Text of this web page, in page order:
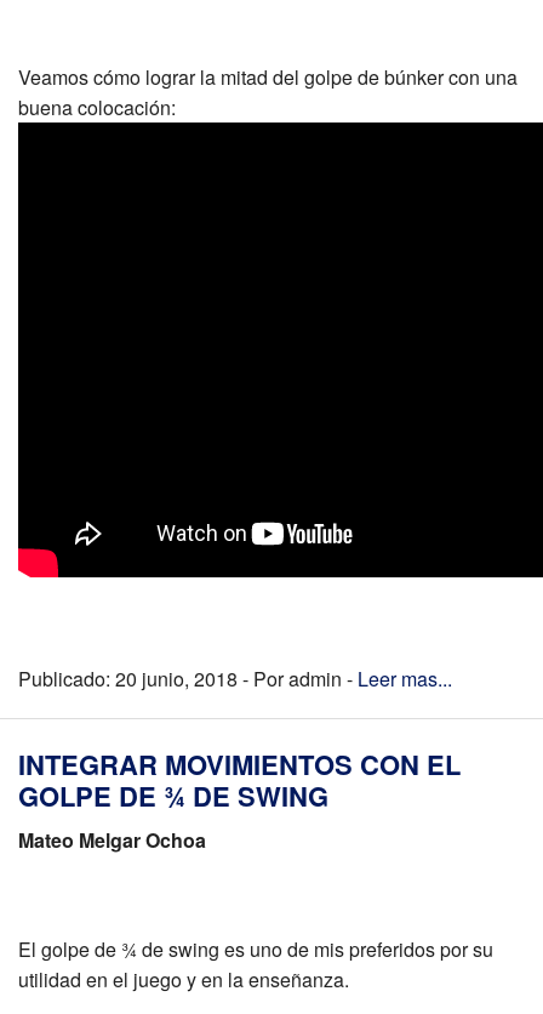
Veamos cómo lograr la mitad del golpe de búnker con una
buena colocación:
Publicado: 20 junio, 2018 - Por admin - Leer mas...
INTEGRAR MOVIMIENTOS CON EL
GOLPE DE ¾ DE SWING
Mateo Melgar Ochoa
El golpe de ¾ de swing es uno de mis preferidos por su
utilidad en el juego y en la enseñanza.